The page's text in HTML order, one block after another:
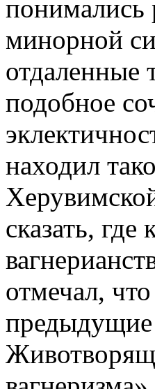
понимались
минорной
отдаленные
подобное
находил
сказать,
отмечал,
предыдущие